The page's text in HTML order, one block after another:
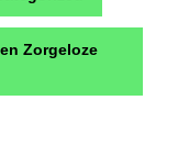
Zorgeloze